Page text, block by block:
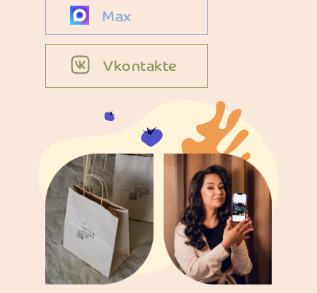
Max
Vkontakte